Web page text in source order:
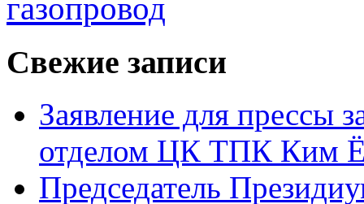
газопровод
Свежие записи
Заявление для прессы
отделом ЦК ТПК Ким
Председатель